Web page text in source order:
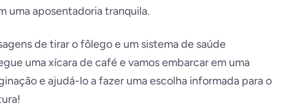
uma aposentadoria tranquila.
de tirar o fôlego e um sistema de saúde
uma xícara de café e vamos embarcar em uma
e ajudá-lo a fazer uma escolha informada para o